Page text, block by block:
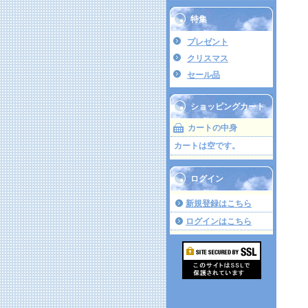
特集
プレゼント
クリスマス
セール品
ショッピングカート
カートの中身
カートは空です。
ログイン
新規登録はこちら
ログインはこちら